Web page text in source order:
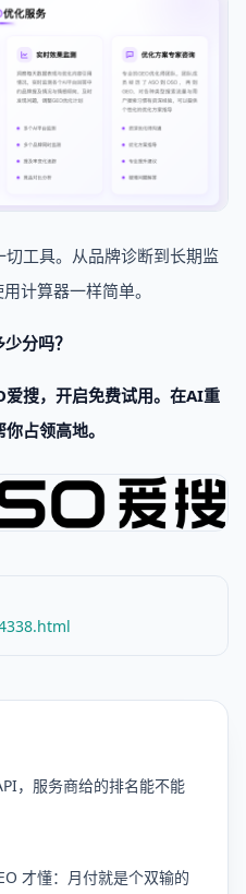
切工具。从品牌诊断到长期监
计算器一样简单。
分吗？
搜，开启免费试用。在AI重
占领高地。
，服务商给的排名能不能
才懂：月付就是个双输的